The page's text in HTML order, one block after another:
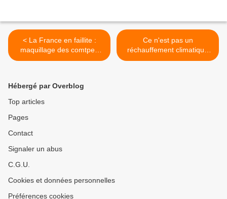
< La France en faillite :
maquillage des comtpes
publics
Ce n'est pas un
réchauffement climatique
mais un ralentissement net
Hébergé par Overblog
Top articles
Pages
Contact
Signaler un abus
C.G.U.
Cookies et données personnelles
Préférences cookies